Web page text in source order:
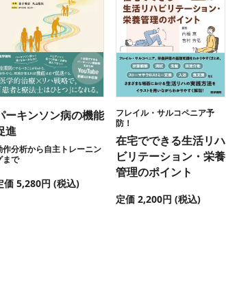
ーキンソン病の機能
進
作分析から自主トレーニン
まで
価 5,280円 (税込)
フレイル・サルコペニア予
防！
在宅でできる生活リハ
ビリテーション・栄養
管理のポイント
定価 2,200円 (税込)